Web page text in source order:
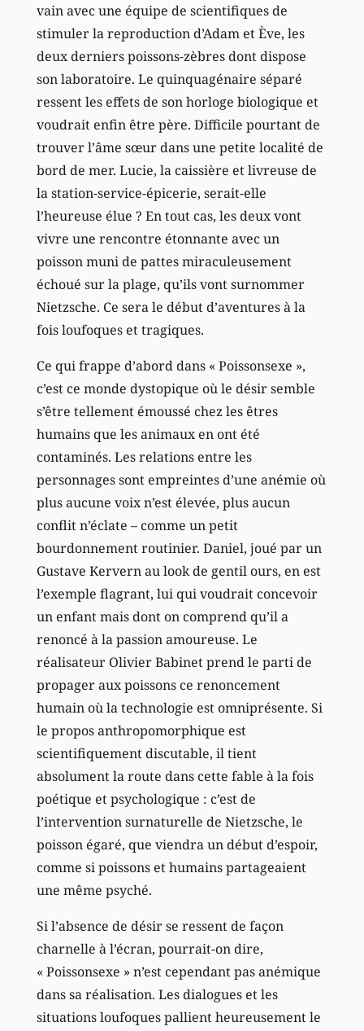
vain avec une équipe de scientifiques de
stimuler la reproduction d’Adam et Ève, les
deux derniers poissons-zèbres dont dispose
son laboratoire. Le quinquagénaire séparé
ressent les effets de son horloge biologique et
voudrait enfin être père. Difficile pourtant de
trouver l’âme sœur dans une petite localité de
bord de mer. Lucie, la caissière et livreuse de
la station-service-épicerie, serait-elle
l’heureuse élue ? En tout cas, les deux vont
vivre une rencontre étonnante avec un
poisson muni de pattes miraculeusement
échoué sur la plage, qu’ils vont surnommer
Nietzsche. Ce sera le début d’aventures à la
fois loufoques et tragiques.
Ce qui frappe d’abord dans « Poissonsexe »,
c’est ce monde dystopique où le désir semble
s’être tellement émoussé chez les êtres
humains que les animaux en ont été
contaminés. Les relations entre les
personnages sont empreintes d’une anémie où
plus aucune voix n’est élevée, plus aucun
conflit n’éclate – comme un petit
bourdonnement routinier. Daniel, joué par un
Gustave Kervern au look de gentil ours, en est
l’exemple flagrant, lui qui voudrait concevoir
un enfant mais dont on comprend qu’il a
renoncé à la passion amoureuse. Le
réalisateur Olivier Babinet prend le parti de
propager aux poissons ce renoncement
humain où la technologie est omniprésente. Si
le propos anthropomorphique est
scientifiquement discutable, il tient
absolument la route dans cette fable à la fois
poétique et psychologique : c’est de
l’intervention surnaturelle de Nietzsche, le
poisson égaré, que viendra un début d’espoir,
comme si poissons et humains partageaient
une même psyché.
Si l’absence de désir se ressent de façon
charnelle à l’écran, pourrait-on dire,
« Poissonsexe » n’est cependant pas anémique
dans sa réalisation. Les dialogues et les
situations loufoques pallient heureusement le